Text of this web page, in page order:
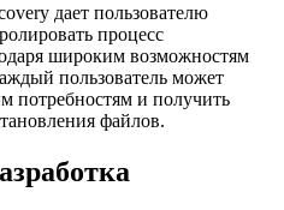
дает пользователю
процесс
широким возможностям
пользователь может
потребностям и получить
файлов.